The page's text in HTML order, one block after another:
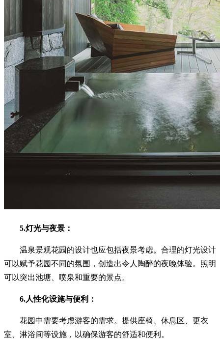
5.灯光与夜景：
温泉景观花园的设计也应包括夜景考虑。合理的灯光设计
可以赋予花园不同的氛围，创造出令人陶醉的夜晚体验。照明
可以突出池塘、喷泉和重要的景点。
6.人性化设施与便利：
花园中需要考虑游客的需求。提供座椅、休息区、更衣
室、淋浴间等设施，以确保游客的舒适和便利。